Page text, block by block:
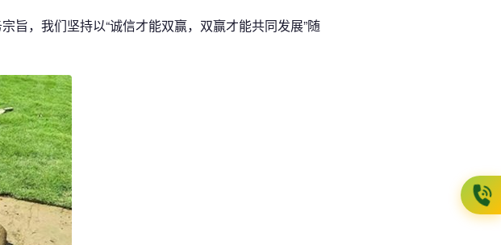
旨，我们坚持以“诚信才能双赢，双赢才能共同发展”随